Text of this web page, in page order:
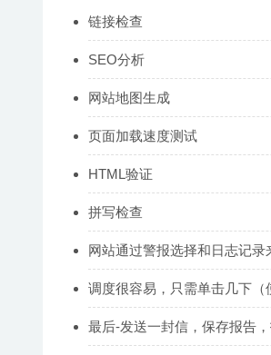
链接检查
SEO分析
网站地图生成
页面加载速度测试
HTML验证
拼写检查
网站通过警报选择和日志记录
调度很容易，只需单击几下（
最后-发送一封信，保存报告